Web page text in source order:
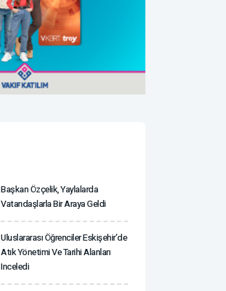
Başkan Özçelik, Yaylalarda
Vatandaşlarla Bir Araya Geldi
Uluslararası Öğrenciler Eskişehir’de
Atık Yönetimi Ve Tarihi Alanları
Inceledi